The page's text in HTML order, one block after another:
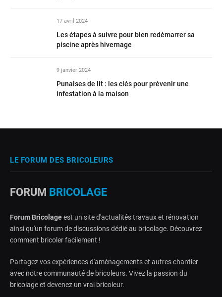
17 avril 2024
Les étapes à suivre pour bien redémarrer sa
piscine après hivernage
9 janvier 2024
Punaises de lit : les clés pour prévenir une
infestation à la maison
LE FORUM DES BRICOLEURS
FORUM BRICOLAGE
Forum Bricolageest un site d'actualités travaux et rénovation
ainsi qu'un forum de discussions dédié au bricolage. Découvrez
comment bricoler facilement !
Partagez vos expériences d'aménagements et autres chantier
avec notre communauté de bricoleurs. Vivez la passion du
bricolage et devenez un vrai bricoleur.